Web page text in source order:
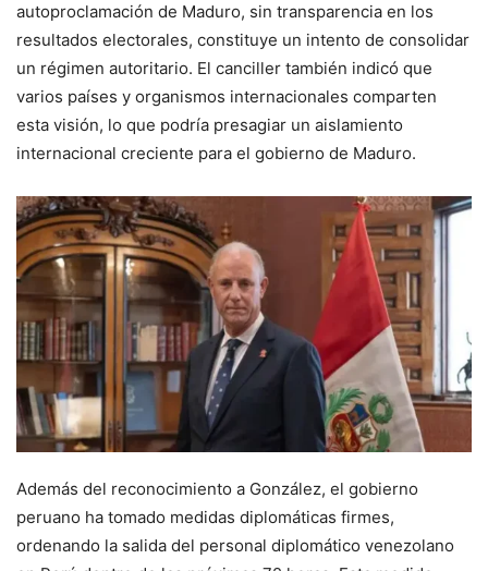
autoproclamación de Maduro, sin transparencia en los
resultados electorales, constituye un intento de consolidar
un régimen autoritario. El canciller también indicó que
varios países y organismos internacionales comparten
esta visión, lo que podría presagiar un aislamiento
internacional creciente para el gobierno de Maduro.
Además del reconocimiento a González, el gobierno
peruano ha tomado medidas diplomáticas firmes,
ordenando la salida del personal diplomático venezolano